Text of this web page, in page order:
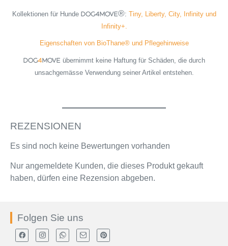
Kollektionen für Hunde DOG4MOVE®: Tiny, Liberty, City, Infinity und
Infinity+.
Eigenschaften von BioThane® und Pflegehinweise
DOG4MOVE übernimmt keine Haftung für Schäden, die durch
unsachgemässe Verwendung seiner Artikel entstehen.
REZENSIONEN
Es sind noch keine Bewertungen vorhanden
Nur angemeldete Kunden, die dieses Produkt gekauft
haben, dürfen eine Rezension abgeben.
Folgen Sie uns